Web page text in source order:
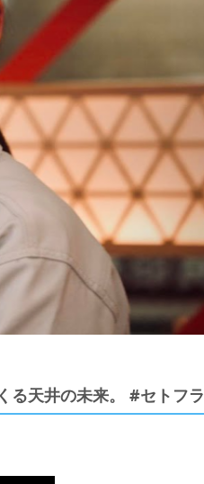
る天井の未来。 #セトフラ